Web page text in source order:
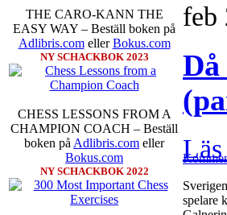
THE CARO-KANN THE
EASY WAY – Beställ boken på
Adlibris.comellerBokus.com
NY SCHACKBOK 2023
CHESS LESSONS FROM A
CHAMPION COACH – Beställ
boken på Adlibris.com eller
Bokus.com
NY SCHACKBOK 2022
spelare
feb